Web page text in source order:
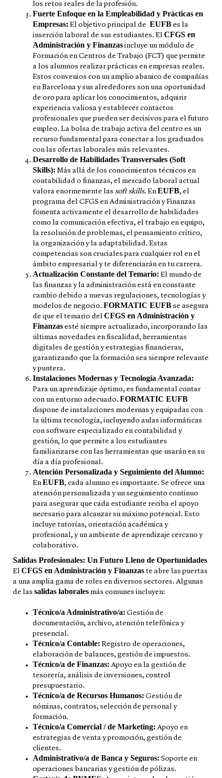
los retos reales de la profesión.
Fuerte Enfoque en la Empleabilidad y Prácticas en
Empresas: El objetivo principal de EUFB es la
inserción laboral de sus estudiantes. El CFGS en
Administración y Finanzas incluye un módulo de
Formación en Centros de Trabajo (FCT) que permite
a los alumnos realizar prácticas en empresas reales.
Estos convenios con un amplio abanico de compañías
en Barcelona y sus alrededores son una oportunidad
de oro para aplicar los conocimientos, adquirir
experiencia valiosa y establecer contactos
profesionales que pueden ser decisivos para el futuro
empleo. La bolsa de trabajo activa del centro es un
recurso fundamental para conectar a los graduados
con las ofertas laborales más relevantes.
Desarrollo de Habilidades Transversales (Soft
Skills): Más allá de los conocimientos técnicos en
contabilidad o finanzas, el mercado laboral actual
valora enormemente las soft skills. En EUFB, el
programa del CFGS en Administración y Finanzas
fomenta activamente el desarrollo de habilidades
como la comunicación efectiva, el trabajo en equipo,
la resolución de problemas, el pensamiento crítico,
la organización y la adaptabilidad. Estas
competencias son cruciales para cualquier rol en el
ámbito empresarial y te diferenciarán en tu carrera.
Actualización Constante del Temario: El mundo de
las finanzas y la administración está en constante
cambio debido a nuevas regulaciones, tecnologías y
modelos de negocio. FORMATIC EUFB se asegura
de que el temario del CFGS en Administración y
Finanzas esté siempre actualizado, incorporando las
últimas novedades en fiscalidad, herramientas
digitales de gestión y estrategias financieras,
garantizando que la formación sea siempre relevante
y puntera.
Instalaciones Modernas y Tecnología Avanzada:
Para un aprendizaje óptimo, es fundamental contar
con un entorno adecuado. FORMATIC EUFB
dispone de instalaciones modernas y equipadas con
la última tecnología, incluyendo aulas informáticas
con software especializado en contabilidad y
gestión, lo que permite a los estudiantes
familiarizarse con las herramientas que usarán en su
día a día profesional.
Atención Personalizada y Seguimiento del Alumno:
En EUFB, cada alumno es importante. Se ofrece una
atención personalizada y un seguimiento continuo
para asegurar que cada estudiante reciba el apoyo
necesario para alcanzar su máximo potencial. Esto
incluye tutorías, orientación académica y
profesional, y un ambiente de aprendizaje cercano y
colaborativo.
Salidas Profesionales: Un Futuro Lleno de Oportunidades
El CFGS en Administración y Finanzas te abre las puertas
a una amplia gama de roles en diversos sectores. Algunas
de las salidas laborales más comunes incluyen:
Técnico/a Administrativo/a: Gestión de
documentación, archivo, atención telefónica y
presencial.
Técnico/a Contable: Registro de operaciones,
elaboración de balances, gestión de impuestos.
Técnico/a de Finanzas: Apoyo en la gestión de
tesorería, análisis de inversiones, control
presupuestario.
Técnico/a de Recursos Humanos: Gestión de
nóminas, contratos, selección de personal y
formación.
Técnico/a Comercial / de Marketing: Apoyo en
estrategias de venta y promoción, gestión de
clientes.
Administrativo/a de Banca y Seguros: Soporte en
operaciones bancarias y gestión de pólizas.